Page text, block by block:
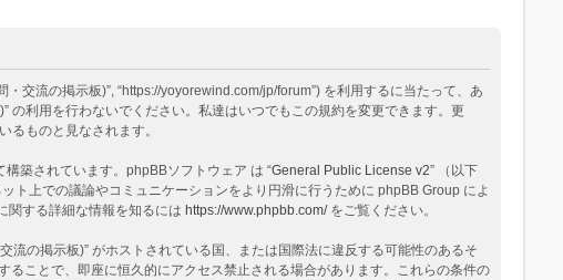
交流の掲示板)”, “https://yoyorewind.com/jp/forum”) を利用するに当たって、あ
の利用を行わないでください。私達はいつでもこの規約を変更できます。更
るものと見なされます。
構築されています。phpBBソフトウェア は “General Public License v2” （以下
ト上での議論やコミュニケーションをより円滑に行うために phpBB Group によ
関する詳細な情報を知るには https://www.phpbb.com/をご覧ください。
の掲示板)” がホストされている国、または国際法に違反する可能性のあるそ
ことで、即座に恒久的にアクセス禁止される場合があります。これらの条件の